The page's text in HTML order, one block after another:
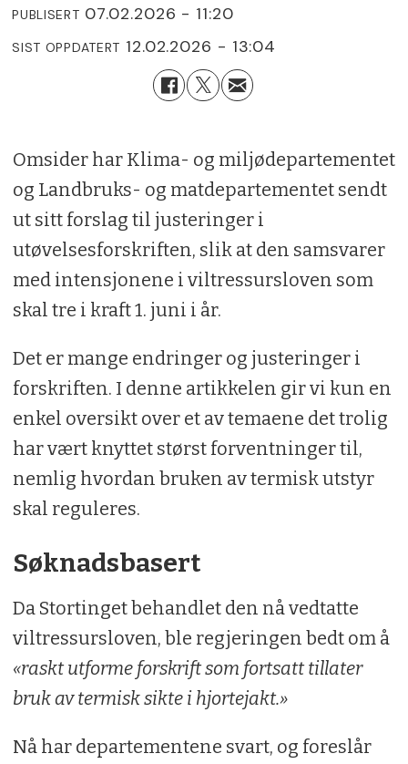
PUBLISERT 07.02.2026 - 11:20
SIST OPPDATERT 12.02.2026 - 13:04
Omsider har Klima- og miljødepartementet
og Landbruks- og matdepartementet sendt
ut sitt forslag til justeringer i
utøvelsesforskriften, slik at den samsvarer
med intensjonene i viltressursloven som
skal tre i kraft 1. juni i år.
Det er mange endringer og justeringer i
forskriften. I denne artikkelen gir vi kun en
enkel oversikt over et av temaene det trolig
har vært knyttet størst forventninger til,
nemlig hvordan bruken av termisk utstyr
skal reguleres.
Søknadsbasert
Da Stortinget behandlet den nå vedtatte
viltressursloven, ble regjeringen bedt om å
«raskt utforme forskrift som fortsatt tillater
bruk av termisk sikte i hjortejakt.»
Nå har departementene svart, og foreslår